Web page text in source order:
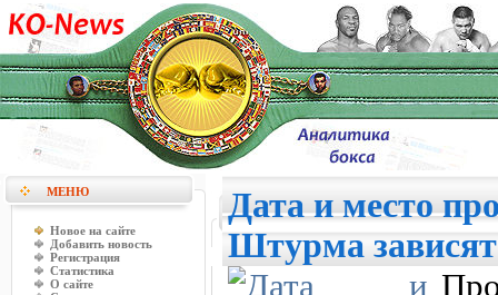
МЕНЮ
Новое на сайте
Добавить новость
Регистрация
Статистика
О сайте
Дата и место
Штурма